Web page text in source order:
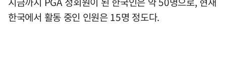
한국에서 활동 중인 인원은 15명 정도다.